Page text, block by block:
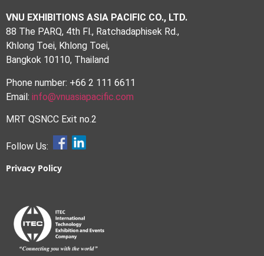
VNU EXHIBITIONS ASIA PACIFIC CO., LTD.
88 The PARQ, 4th Fl., Ratchadaphisek Rd.,
Khlong Toei, Khlong Toei,
Bangkok 10110, Thailand
Phone number: +66 2 111 6611
Email: info@vnuasiapacific.com
MRT QSNCC Exit no.2
Follow Us:
Privacy Policy